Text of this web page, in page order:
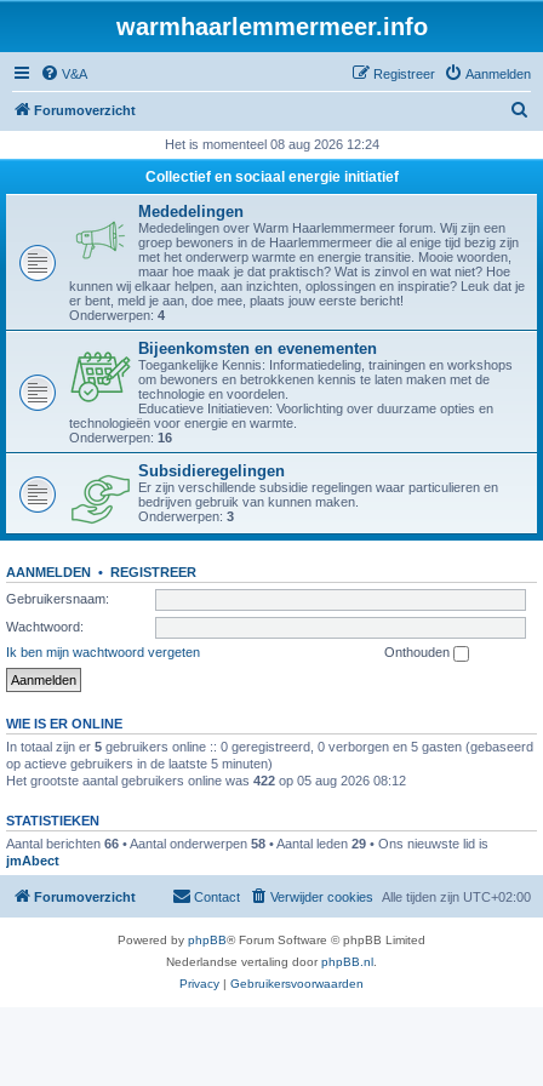
warmhaarlemmermeer.info
V&A Aanmelden
Registreer
Forumoverzicht
k
Het is momenteel 08 aug 2026 12:24
Collectief en sociaal energie initiatief
Mededelingen
Mededelingen over Warm Haarlemmermeer forum. Wij zijn een
groep bewoners in de Haarlemmermeer die al enige tijd bezig zijn
met het onderwerp warmte en energie transitie. Mooie woorden,
maar hoe maak je dat praktisch? Wat is zinvol en wat niet? Hoe
kunnen wij elkaar helpen, aan inzichten, oplossingen en inspiratie? Leuk dat je
er bent, meld je aan, doe mee, plaats jouw eerste bericht!
Onderwerpen: 4
Bijeenkomsten en evenementen
Toegankelijke Kennis: Informatiedeling, trainingen en workshops
om bewoners en betrokkenen kennis te laten maken met de
technologie en voordelen.
Educatieve Initiatieven: Voorlichting over duurzame opties en
technologieën voor energie en warmte.
Onderwerpen: 16
Subsidieregelingen
Er zijn verschillende subsidie regelingen waar particulieren en
bedrijven gebruik van kunnen maken.
Onderwerpen: 3
AANMELDEN • REGISTREER
Gebruikersnaam:
Wachtwoord:
Ik ben mijn wachtwoord vergeten
Onthouden
WIE IS ER ONLINE
In totaal zijn er 5 gebruikers online :: 0 geregistreerd, 0 verborgen en 5 gasten (gebaseerd
op actieve gebruikers in de laatste 5 minuten)
Het grootste aantal gebruikers online was 422 op 05 aug 2026 08:12
STATISTIEKEN
Aantal berichten 66 • Aantal onderwerpen 58 • Aantal leden 29 • Ons nieuwste lid is
jmAbect
Forumoverzicht Alle tijden zijn UTC+02:00
Verwijder cookies
Contact
Powered by phpBB® Forum Software © phpBB Limited
Nederlandse vertaling doorphpBB.nl
Privacy | Gebruikersvoorwaarden